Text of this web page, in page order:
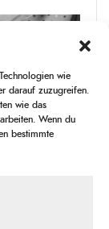
wie
darauf zuzugreifen.
wie das
Wenn du
bestimmte
gelebt
Journalistin,